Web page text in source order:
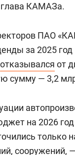
глава КАМАЗа.
ПАО
за 2025 год
отказывался от
сумму — 3,2
на 2026
только
сооружений,